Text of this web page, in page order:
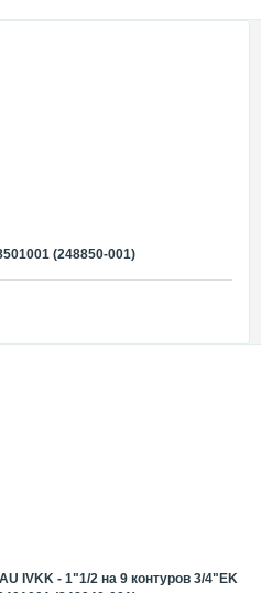
(248850-001)
IVKK - 1"1/2 на 9 контуров 3/4"EK